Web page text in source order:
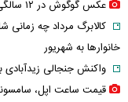
عکس گوگوش در ۱۲ سالگی در کنار پدرش صابر آتشین
کالابرگ مرداد چه زمانی
خانوارها به شهریور
واکنش جنجالی زیدآبادی
قیمت ساعت اپل،